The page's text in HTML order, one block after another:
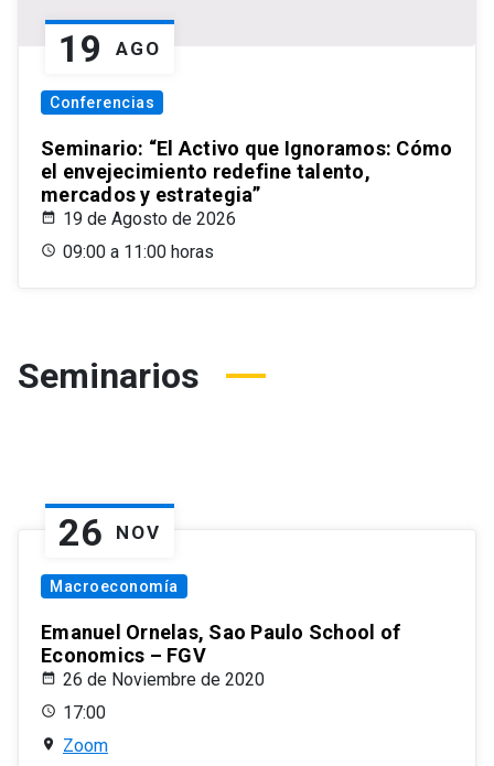
19 AGO
Conferencias
Seminario: “El Activo que Ignoramos: Cómo
el envejecimiento redefine talento,
mercados y estrategia”
19 de Agosto de 2026
09:00 a 11:00 horas
Seminarios
26 NOV
Macroeconomía
Emanuel Ornelas, Sao Paulo School of
Economics – FGV
26 de Noviembre de 2020
17:00
Zoom